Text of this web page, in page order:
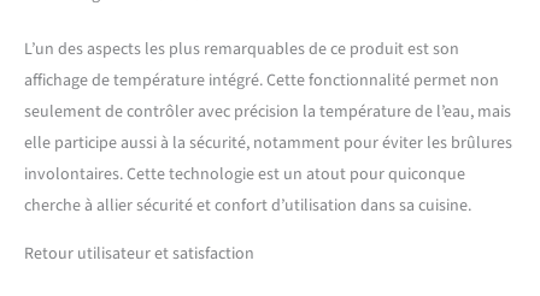
multifonctionnelle. Avec
une planche à découper
intégrée, un bac intérieur et
un panier de vidange, vous
pouvez gérer efficacement
l'espace et effectuer
plusieurs tâches en même
temps, ce qui améliore
【Robinet cascade avec
L’un des aspects les plus remarquables de ce produit est son
affichage de température intégré. Cette fonctionnalité permet non
seulement de contrôler avec précision la température de l’eau, mais
elle participe aussi à la sécurité, notamment pour éviter les brûlures
involontaires. Cette technologie est un atout pour quiconque
cherche à allier sécurité et confort d’utilisation dans sa cuisine.
Retour utilisateur et satisfaction